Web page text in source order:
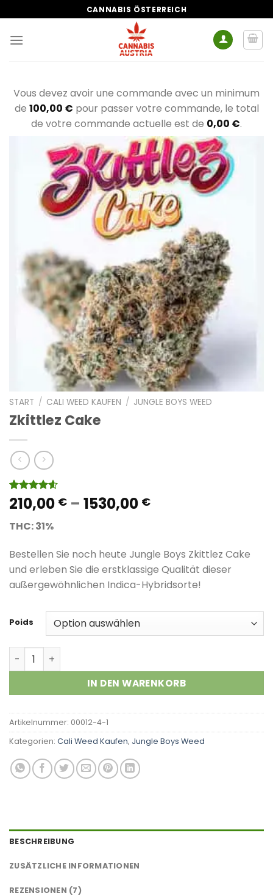
Inhalt
springen
CANNABIS ÖSTERREICH
Vous devez avoir une commande avec un minimum
de 100,00 € pour passer votre commande, le total
de votre commande actuelle est de 0,00 €.
START / CALI WEED KAUFEN / JUNGLE BOYS WEED
Zkittlez Cake
Bewertet
mit4.57
basierend
7
Kundenbewertungen
210,00 € – 1530,00 €Preisspanne:
1530,00 €
THC: 31%
Bestellen Sie noch heute Jungle Boys Zkittlez Cake
und erleben Sie die erstklassige Qualität dieser
außergewöhnlichen Indica-Hybridsorte!
Poids
Zkittlez Cake Menge
IN DEN WARENKORB
Artikelnummer: 00012-4-1
Kategorien: Cali Weed Kaufen, Jungle Boys Weed
BESCHREIBUNG
ZUSÄTZLICHE INFORMATIONEN
REZENSIONEN (7)